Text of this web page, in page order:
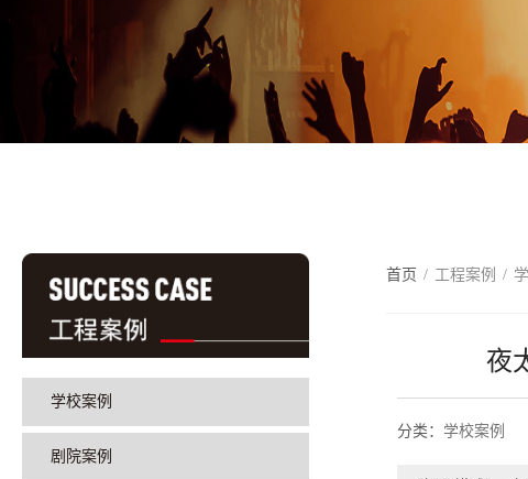
学校案例
剧院案例
首页 / 工程案例 /
夜
分类：学校案例